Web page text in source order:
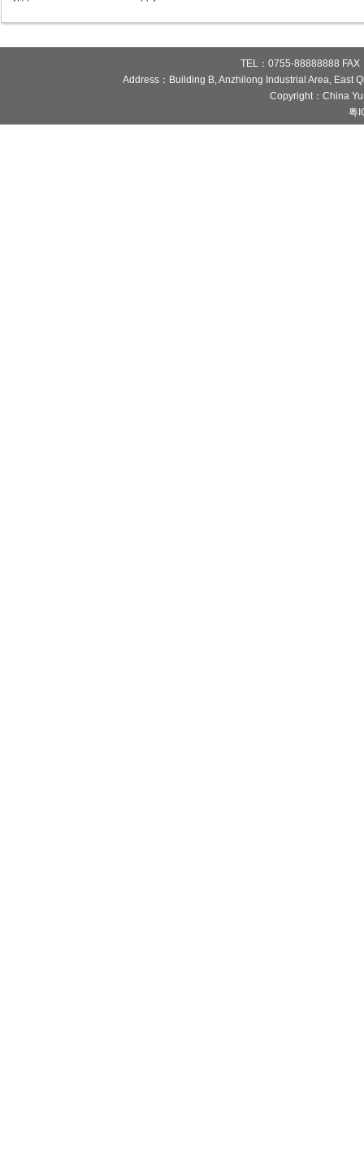
TEL：0755-88888888
Address：Building B, Anzhilong Industrial Area, East
Copyright：China
粤